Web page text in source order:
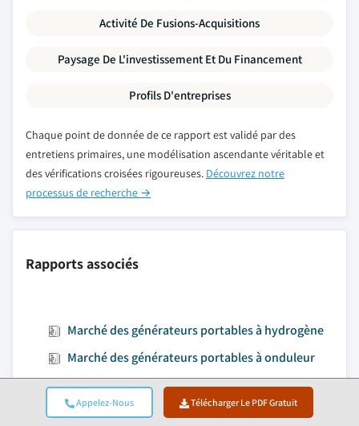
Appelez-Nous Télécharger Le PDF Gratuit
Activité De Fusions-Acquisitions
Paysage De L'investissement Et Du Financement
Profils D'entreprises
Chaque point de donnée de ce rapport est validé par des
entretiens primaires, une modélisation ascendante véritable et
des vérifications croisées rigoureuses. Découvrez notre
processus de recherche →
Rapports associés
Marché des générateurs portables à hydrogène
Marché des générateurs portables à onduleur
Marché des groupes électrogènes marins
hybrides